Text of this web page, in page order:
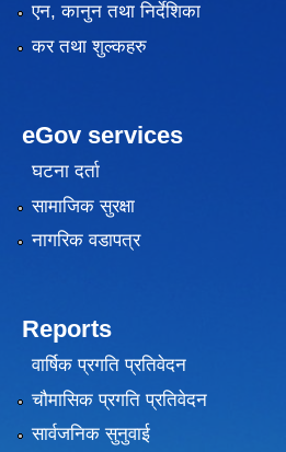
एन, कानुन तथा निर्देशिका
कर तथा शुल्कहरु
eGov services
घटना दर्ता
सामाजिक सुरक्षा
नागरिक वडापत्र
Reports
वार्षिक प्रगति प्रतिवेदन
चौमासिक प्रगति प्रतिवेदन
सार्वजनिक सुनुवाई